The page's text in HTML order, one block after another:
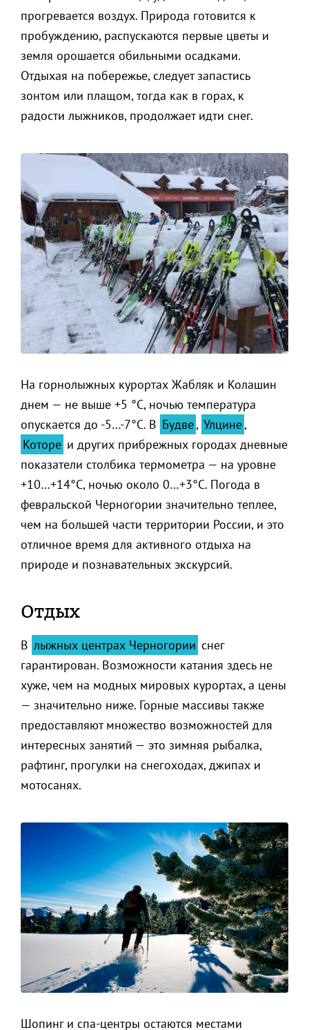
прогревается воздух. Природа готовится к
пробуждению, распускаются первые цветы и
земля орошается обильными осадками.
Отдыхая на побережье, следует запастись
зонтом или плащом, тогда как в горах, к
радости лыжников, продолжает идти снег.
На горнолыжных курортах Жабляк и Колашин
днем — не выше +5 °C, ночью температура
опускается до -5…-7°C. В Будве, Улцине,
Которе и других прибрежных городах дневные
показатели столбика термометра — на уровне
+10…+14°C, ночью около 0…+3°C. Погода в
февральской Черногории значительно теплее,
чем на большей части территории России, и это
отличное время для активного отдыха на
природе и познавательных экскурсий.
Отдых
В лыжных центрах Черногории снег
гарантирован. Возможности катания здесь не
хуже, чем на модных мировых курортах, а цены
— значительно ниже. Горные массивы также
предоставляют множество возможностей для
интересных занятий — это зимняя рыбалка,
рафтинг, прогулки на снегоходах, джипах и
мотосанях.
Шопинг и спа-центры остаются местами